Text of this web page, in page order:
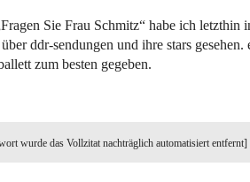
Sie Frau Schmitz“ habe ich
ddr-sendungen und ihre stars
zum besten gegeben.
wurde das Vollzitat nachträglich automatisiert entfernt]